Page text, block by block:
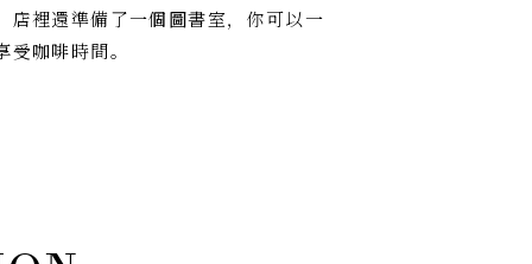
店裡還準備了一個圖書室，你可以一
咖啡時間。